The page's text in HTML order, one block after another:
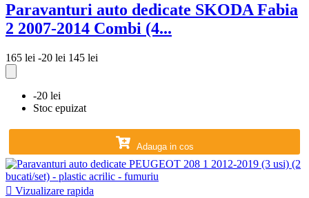
Paravanturi auto dedicate SKODA Fabia
2 2007-2014 Combi (4...
165 lei -20 lei 145 lei
-20 lei
Stoc epuizat
Adauga in cos
 Vizualizare rapida